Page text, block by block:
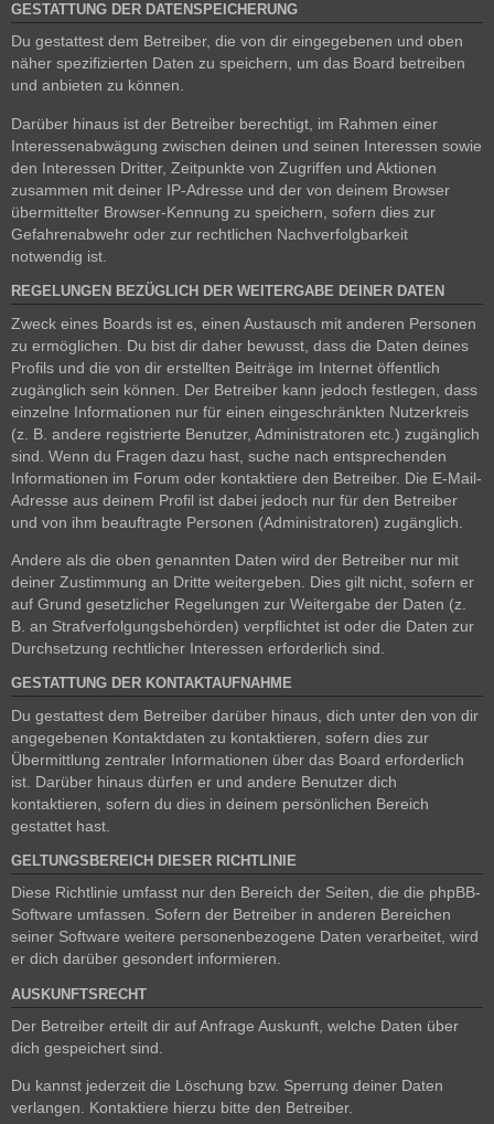
GESTATTUNG DER DATENSPEICHERUNG
Du gestattest dem Betreiber, die von dir eingegebenen und oben
näher spezifizierten Daten zu speichern, um das Board betreiben
und anbieten zu können.
Darüber hinaus ist der Betreiber berechtigt, im Rahmen einer
Interessenabwägung zwischen deinen und seinen Interessen sowie
den Interessen Dritter, Zeitpunkte von Zugriffen und Aktionen
zusammen mit deiner IP-Adresse und der von deinem Browser
übermittelter Browser-Kennung zu speichern, sofern dies zur
Gefahrenabwehr oder zur rechtlichen Nachverfolgbarkeit
notwendig ist.
REGELUNGEN BEZÜGLICH DER WEITERGABE DEINER DATEN
Zweck eines Boards ist es, einen Austausch mit anderen Personen
zu ermöglichen. Du bist dir daher bewusst, dass die Daten deines
Profils und die von dir erstellten Beiträge im Internet öffentlich
zugänglich sein können. Der Betreiber kann jedoch festlegen, dass
einzelne Informationen nur für einen eingeschränkten Nutzerkreis
(z. B. andere registrierte Benutzer, Administratoren etc.) zugänglich
sind. Wenn du Fragen dazu hast, suche nach entsprechenden
Informationen im Forum oder kontaktiere den Betreiber. Die E-Mail-
Adresse aus deinem Profil ist dabei jedoch nur für den Betreiber
und von ihm beauftragte Personen (Administratoren) zugänglich.
Andere als die oben genannten Daten wird der Betreiber nur mit
deiner Zustimmung an Dritte weitergeben. Dies gilt nicht, sofern er
auf Grund gesetzlicher Regelungen zur Weitergabe der Daten (z.
B. an Strafverfolgungsbehörden) verpflichtet ist oder die Daten zur
Durchsetzung rechtlicher Interessen erforderlich sind.
GESTATTUNG DER KONTAKTAUFNAHME
Du gestattest dem Betreiber darüber hinaus, dich unter den von dir
angegebenen Kontaktdaten zu kontaktieren, sofern dies zur
Übermittlung zentraler Informationen über das Board erforderlich
ist. Darüber hinaus dürfen er und andere Benutzer dich
kontaktieren, sofern du dies in deinem persönlichen Bereich
gestattet hast.
GELTUNGSBEREICH DIESER RICHTLINIE
Diese Richtlinie umfasst nur den Bereich der Seiten, die die phpBB-
Software umfassen. Sofern der Betreiber in anderen Bereichen
seiner Software weitere personenbezogene Daten verarbeitet, wird
er dich darüber gesondert informieren.
AUSKUNFTSRECHT
Der Betreiber erteilt dir auf Anfrage Auskunft, welche Daten über
dich gespeichert sind.
Du kannst jederzeit die Löschung bzw. Sperrung deiner Daten
verlangen. Kontaktiere hierzu bitte den Betreiber.